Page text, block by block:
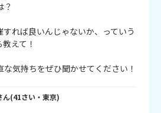
？
れば良いんじゃないか、っていう
えて！
気持ちをぜひ聞かせてください！
ん(41さい・ 東京)